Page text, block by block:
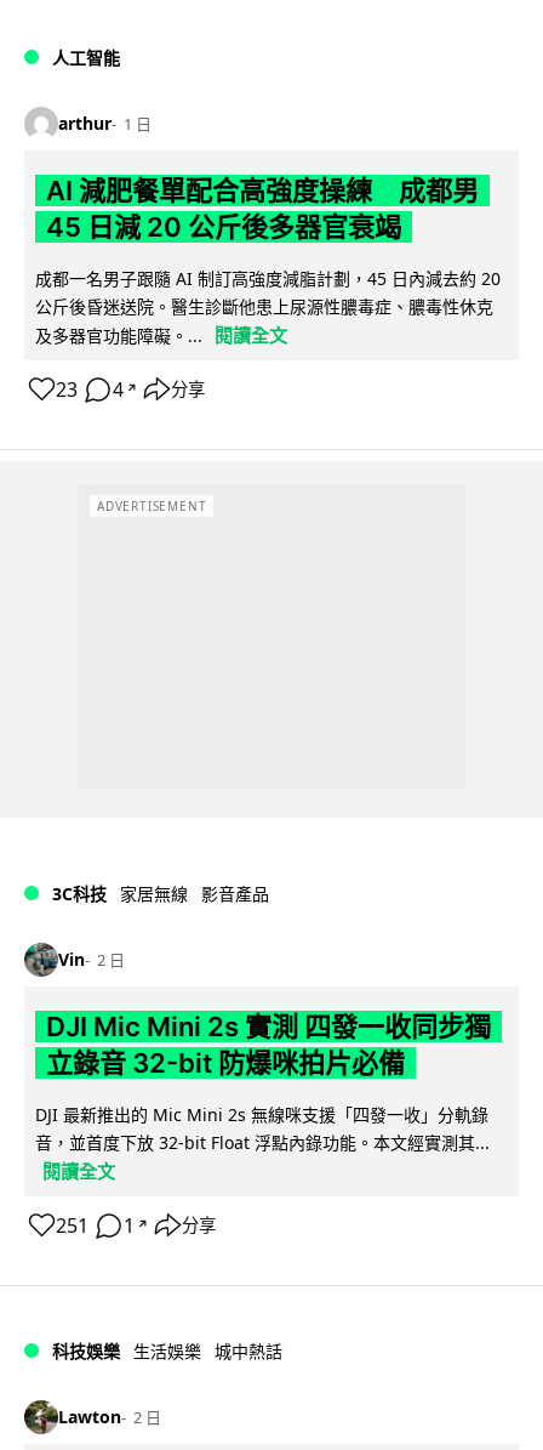
人工智能
arthur 1 日
AI 減肥餐單配合高強度操練 成都男
45 日減 20 公斤後多器官衰竭
成都一名男子跟隨 AI 制訂高強度減脂計劃，45 日內減去約 20
公斤後昏迷送院。醫生診斷他患上尿源性膿毒症、膿毒性休克
及多器官功能障礙。...
閱讀全文
23 4 ↗ 分享
ADVERTISEMENT
3C科技 家居無線 影音產品
Vin 2 日
DJI Mic Mini 2s 實測 四發一收同步獨
立錄音 32-bit 防爆咪拍片必備
DJI 最新推出的 Mic Mini 2s 無線咪支援「四發一收」分軌錄
音，並首度下放 32-bit Float 浮點內錄功能。本文經實測其...
閱讀全文
251 1 ↗ 分享
科技娛樂 生活娛樂 城中熱話
Lawton 2 日